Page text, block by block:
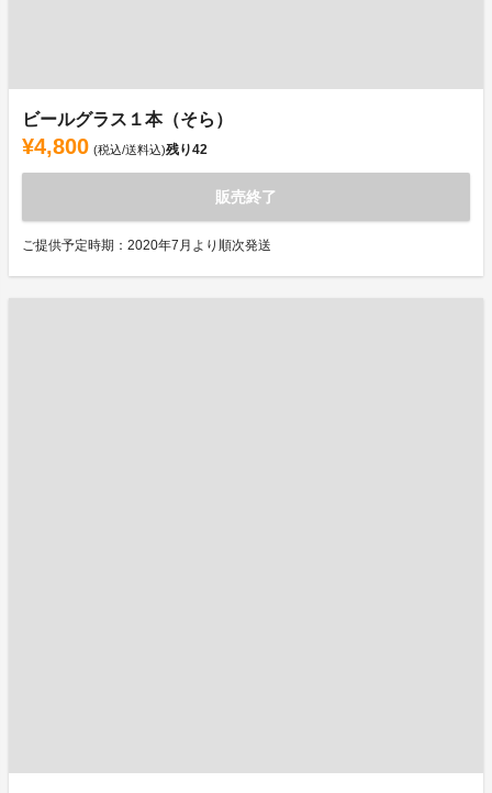
ビールグラス１本（そら）
¥4,800 (税込/送料込)残り42
販売終了
ご提供予定時期：2020年7月より順次発送